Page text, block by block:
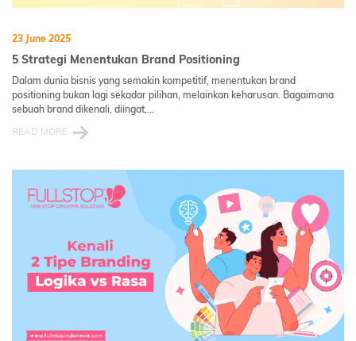
23 June 2025
5 Strategi Menentukan Brand Positioning
Dalam dunia bisnis yang semakin kompetitif, menentukan brand
positioning bukan lagi sekadar pilihan, melainkan keharusan. Bagaimana
sebuah brand dikenali, diingat,...
READ MORE